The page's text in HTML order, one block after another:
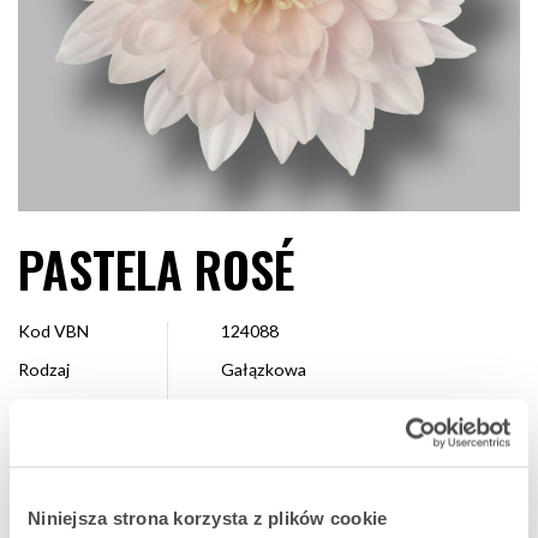
Niniejsza strona korzysta z plików cookie
NEDERLANDS DEUTSCH РУССКИЙ
PASTELA ROSÉ
Kod VBN
124088
Rodzaj
Gałązkowa
Hodowca
Dümmen Orange